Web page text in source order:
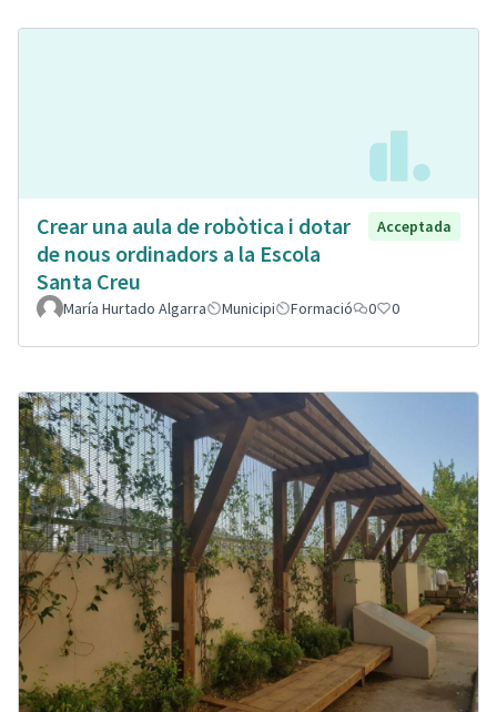
Crear una aula de robòtica i dotar
de nous ordinadors a la Escola
Santa Creu
Acceptada
María Hurtado Algarra Municipi Formació 0 0